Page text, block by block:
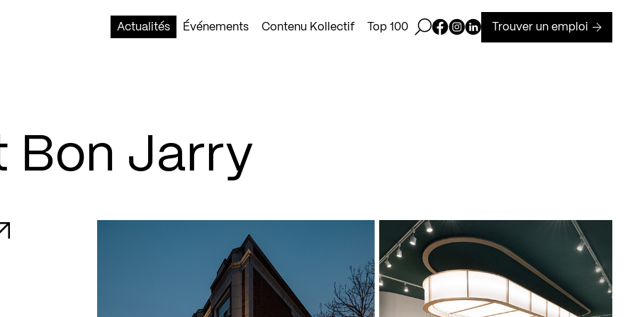
Actualités
Événements Contenu Kollectif Top 100 Ouvrir la barre de recherche
Page Facebook de Kollectif
Page Instagram de Kollectif
Page Linkedin de Kollectif
Trouver un emploi
Bon Jarry